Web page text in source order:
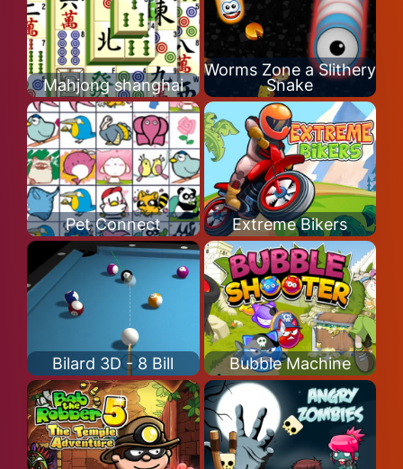
Mahjong shanghai
Worms Zone a Slithery
Snake
Pet Connect Extreme Bikers
Bilard 3D - 8 Bill Bubble Machine